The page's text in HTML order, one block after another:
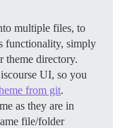
multiple files, to
functionality, simply
theme directory.
UI, so you
from git.
as they are in
file/folder